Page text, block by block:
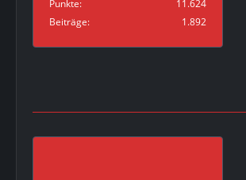
Punkte
11.624
Beiträge
1.892